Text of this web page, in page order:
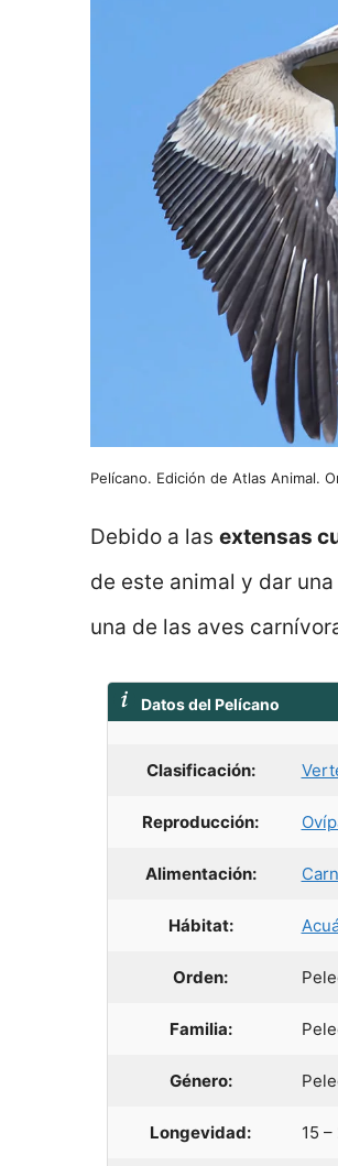
Pelícano. Edición de Atlas Animal.
Debido a las extensas
de este animal y dar
una de las aves
Datos del Pelícano
Clasificación:
Reproducción:
Alimentación:
Hábitat:
Orden:
Familia:
Género:
Longevidad: 15